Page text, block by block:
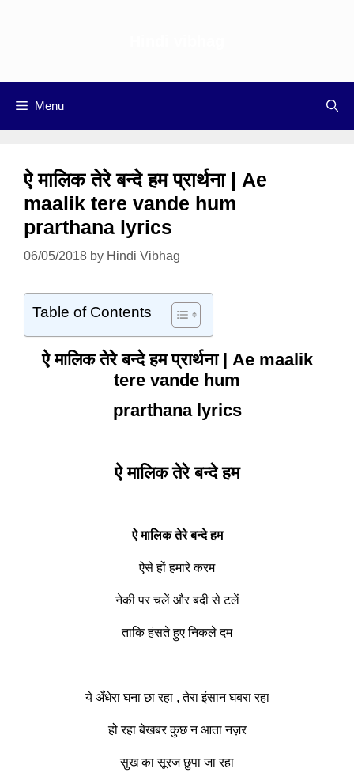
Menu
ऐ मालिक तेरे बन्दे हम प्रार्थना | Ae
maalik tere vande hum
prarthana lyrics
06/05/2018 by Hindi Vibhag
Table of Contents
ऐ मालिक तेरे बन्दे हम प्रार्थना | Ae maalik
tere vande hum
prarthana lyrics
ऐ मालिक तेरे बन्दे हम
ऐ मालिक तेरे बन्दे हम
ऐसे हों हमारे करम
नेकी पर चलें और बदी से टलें
ताकि हंसते हुए निकले दम
ये अँधेरा घना छा रहा , तेरा इंसान घबरा रहा
हो रहा बेखबर कुछ न आता नज़र
सुख का सूरज छुपा जा रहा